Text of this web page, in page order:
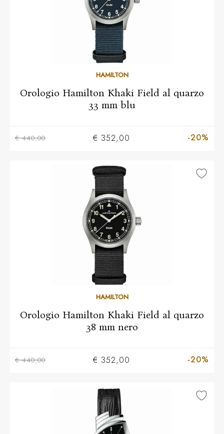
HAMILTON
Orologio Hamilton Khaki Field al quarzo
33 mm blu
€ 440,00 € 352,00 -20%
HAMILTON
Orologio Hamilton Khaki Field al quarzo
38 mm nero
€ 440,00 € 352,00 -20%